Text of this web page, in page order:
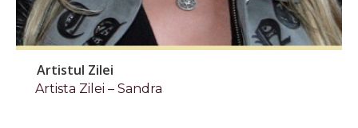
Artistul Zilei
Artista Zilei – Sandra